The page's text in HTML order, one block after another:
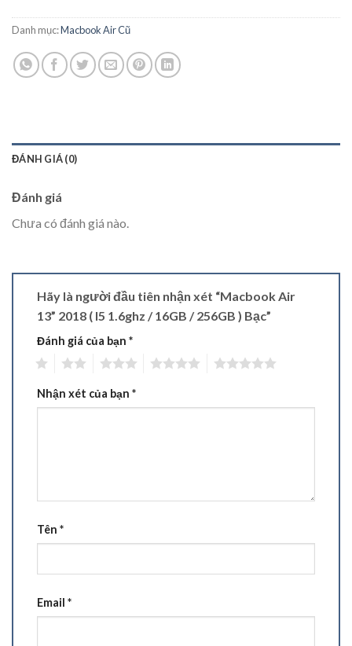
Danh mục:Macbook Air Cũ
ĐÁNH GIÁ (0)
Đánh giá
Chưa có đánh giá nào.
Hãy là người đầu tiên nhận xét “Macbook Air
13” 2018 ( I5 1.6ghz / 16GB / 256GB ) Bạc”
Đánh giá của bạn *
Nhận xét của bạn *
Tên *
Email *